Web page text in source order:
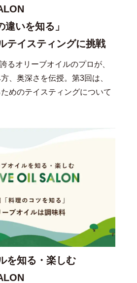
いを知る」
テイスティングに挑戦
るオリーブオイルのプロが、
、奥深さを伝授。第3回は、
めのテイスティングについて
を知る・楽しむ